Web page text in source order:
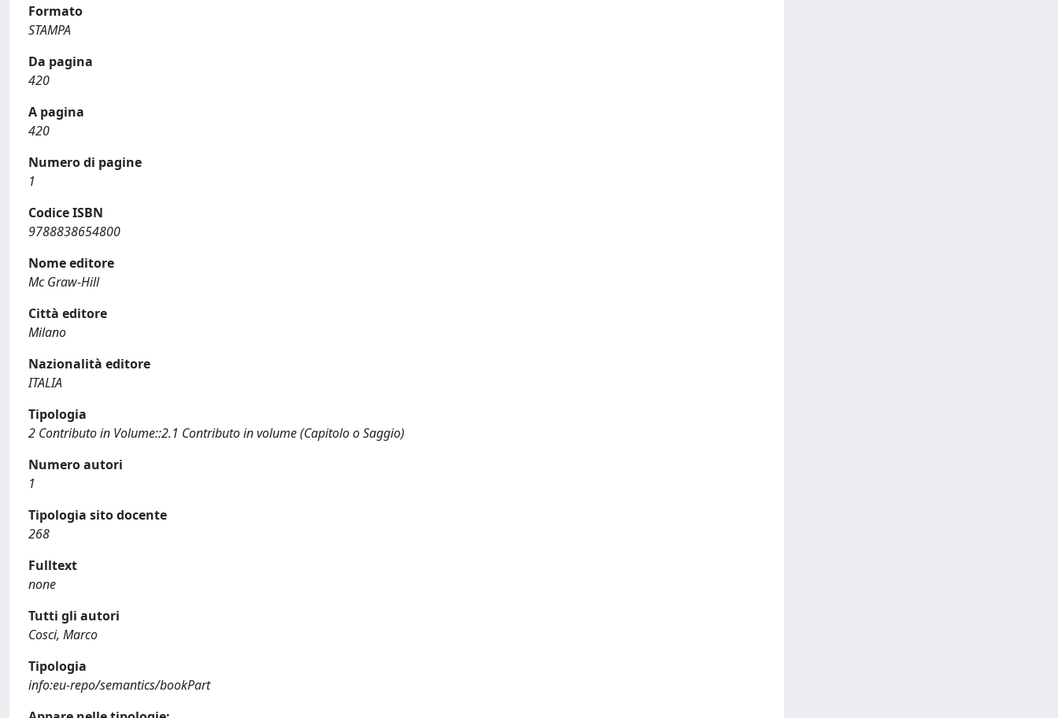
Formato
STAMPA
Da pagina
420
A pagina
420
Numero di pagine
1
Codice ISBN
9788838654800
Nome editore
Mc Graw-Hill
Città editore
Milano
Nazionalità editore
ITALIA
Tipologia
2 Contributo in Volume::2.1 Contributo in volume (Capitolo o Saggio)
Numero autori
1
Tipologia sito docente
268
Fulltext
none
Tutti gli autori
Cosci, Marco
Tipologia
info:eu-repo/semantics/bookPart